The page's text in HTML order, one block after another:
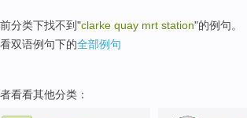
分类下找不到"clarke quay mrt station"的例句。
双语例句下的全部例句
看看其他分类：